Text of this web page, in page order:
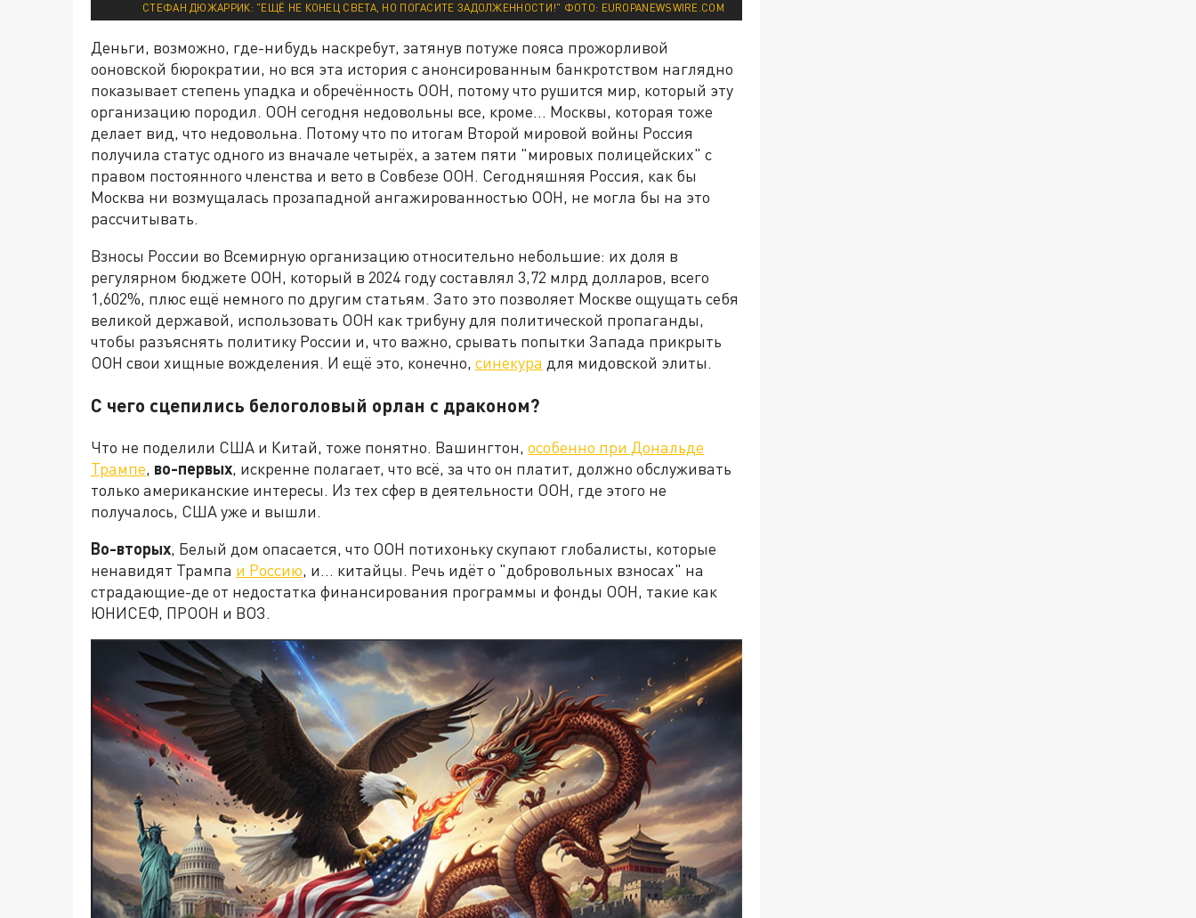
СТЕФАН ДЮЖАРРИК: "ЕЩЁ НЕ КОНЕЦ СВЕТА, НО ПОГАСИТЕ ЗАДОЛЖЕННОСТИ!" ФОТО: EUROPANEWSWIRE.COM
Деньги, возможно, где-нибудь наскребут, затянув потуже пояса прожорливой
ооновской бюрократии, но вся эта история с анонсированным банкротством наглядно
показывает степень упадка и обречённость ООН, потому что рушится мир, который эту
организацию породил. ООН сегодня недовольны все, кроме… Москвы, которая тоже
делает вид, что недовольна. Потому что по итогам Второй мировой войны Россия
получила статус одного из вначале четырёх, а затем пяти "мировых полицейских" с
правом постоянного членства и вето в Совбезе ООН. Сегодняшняя Россия, как бы
Москва ни возмущалась прозападной ангажированностью ООН, не могла бы на это
рассчитывать.
Взносы России во Всемирную организацию относительно небольшие: их доля в
регулярном бюджете ООН, который в 2024 году составлял 3,72 млрд долларов, всего
1,602%, плюс ещё немного по другим статьям. Зато это позволяет Москве ощущать себя
великой державой, использовать ООН как трибуну для политической пропаганды,
чтобы разъяснять политику России и, что важно, срывать попытки Запада прикрыть
ООН свои хищные вожделения. И ещё это, конечно, синекура для мидовской элиты.
С чего сцепились белоголовый орлан с драконом?
Что не поделили США и Китай, тоже понятно. Вашингтон, особенно при Дональде
Трампе, во-первых, искренне полагает, что всё, за что он платит, должно обслуживать
только американские интересы. Из тех сфер в деятельности ООН, где этого не
получалось, США уже и вышли.
Во-вторых, Белый дом опасается, что ООН потихоньку скупают глобалисты, которые
ненавидят Трампа и Россию, и… китайцы. Речь идёт о "добровольных взносах" на
страдающие-де от недостатка финансирования программы и фонды ООН, такие как
ЮНИСЕФ, ПРООН и ВОЗ.